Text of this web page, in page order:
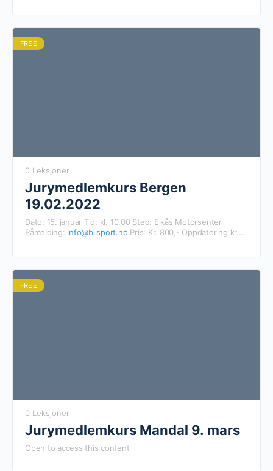
FREE
0 Leksjoner
Jurymedlemkurs Bergen
19.02.2022
Dato: 15. januar Tid: kl. 10.00 Sted: Eikås Motorsenter
Påmelding: info@bilsport.no Pris: Kr. 800,- Oppdatering kr.
FREE
0 Leksjoner
Jurymedlemkurs Mandal 9. mars
Open to access this content